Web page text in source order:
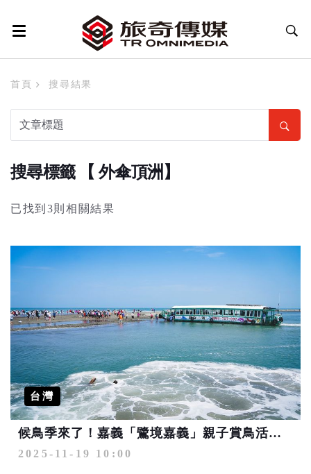
首頁 搜尋結果
搜尋標籤 【 外傘頂洲】
已找到3則相關結果
台灣
候鳥季來了！嘉義「鷺境嘉義」親子賞鳥活動 串聯在地景點護生態、玩創意
2025-11-19 10:00